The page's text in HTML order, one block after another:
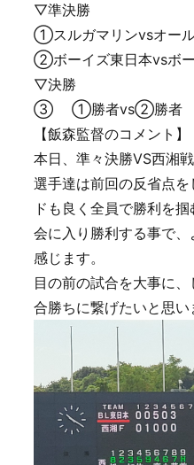
▽準決勝
①スルガマリンvsオー
②ボーイズ東日本vsボ
▽決勝
③ ①勝者vs②勝者
【飯森監督のコメント】
本日、準々決勝VS西湘戦
選手達は前回の反省点
ドも良く全員で勝利を
会に入り勝利する事で
感じます。
目の前の試合を大事に
合勝ちに繋げたいと思い